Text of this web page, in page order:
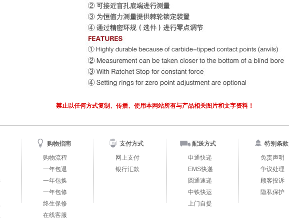
禁止以任何方式复制、传播、使用本网站所有与产品相关图片和文字资料！
购物指南
购物流程
一年包退
一年包换
一年包修
终生保修
在线客服
支付方式
网上支付
银行汇款
配送方式
申通快递
EMS快递
圆通速递
中铁快运
上门自提
特别条款
免责声明
争议处理
顾客投诉
隐私保护